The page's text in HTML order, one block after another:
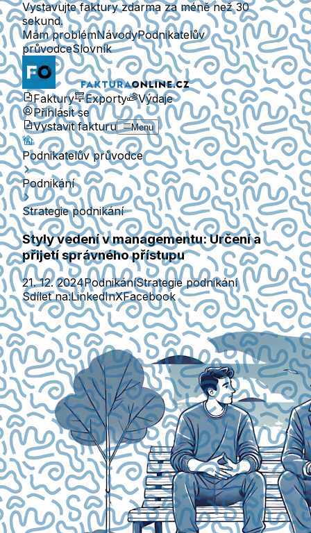
Vystavujte faktury zdarma za méně než 30
sekund.
Mám problémNávodyPodnikatelův
průvodceSlovník
Faktury Exporty
Výdaje
Přihlásit se
Vystavit fakturu
Menu
Podnikatelův průvodce
Podnikání
Strategie podnikání
Styly vedení v managementu: Určení a
přijetí správného přístupu
21. 12. 2024PodnikáníStrategie podnikání
Sdílet na:LinkedInXFacebook